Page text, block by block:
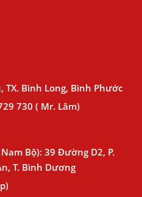
TX. Bình Long, Bình Phước
730 ( Mr. Lâm)
Bộ): 39 Đường D2, P.
T. Bình Dương